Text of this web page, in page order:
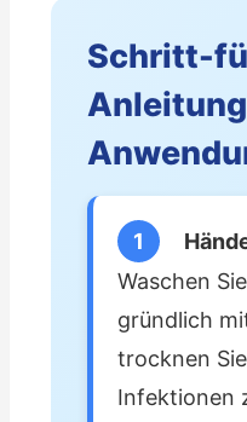
Schritt-
1
Waschen
gründlich
trocknen
Infektionen